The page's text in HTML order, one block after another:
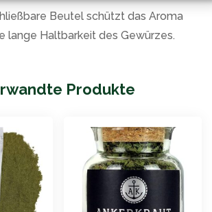
Beutel schützt das Aroma
lange Haltbarkeit des Gewürzes.
Produkte